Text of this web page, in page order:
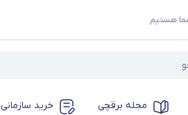
مجله برقچی خرید سازمانی